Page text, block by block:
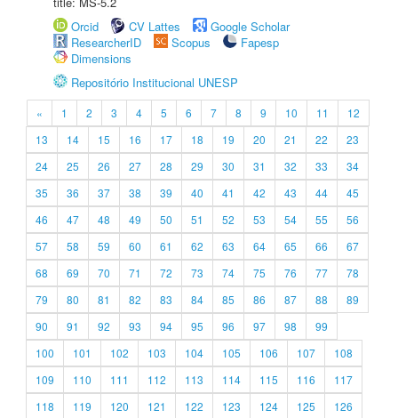
Orcid
CV Lattes
Google Scholar
ResearcherID
Scopus
Fapesp
Dimensions
Repositório Institucional UNESP
« 1 2 3 4 5 6 7 8 9 10 11
12
13
14 15 16 17 18 19 20 21 22
23
24
25 26 27 28 29 30 31 32 33
34
35
36 37 38 39 40 41 42 43 44
45
46
47 48 49 50 51 52 53 54 55
56
57
58 59 60 61 62 63 64 65 66
67
68
69 70 71 72 73 74 75 76 77
78
79
80 81 82 83 84 85 86 87 88
89
90
91 92 93 94 95 96 97 98
99
100
101 102 103 104 105 106 107
108
109
110 111 112 113 114 115 116
117
118
119 120 121 122 123 124 125
126